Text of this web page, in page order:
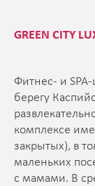
GREEN CITY
Фитнес- и SPA-
берегу
комплексе
закрытых), в
маленьких
с мамами. В